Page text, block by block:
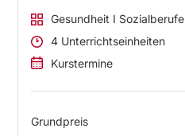
Gesundheit I Sozialberufe
4 Unterrichtseinheiten
Kurstermine
Grundpreis